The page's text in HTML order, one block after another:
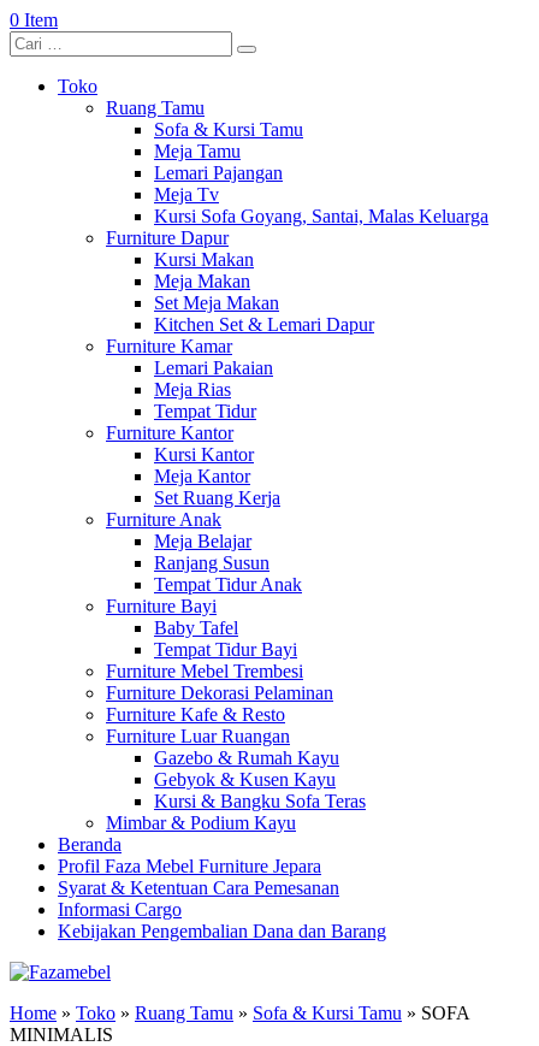
0 Item
Toko
Ruang Tamu
Sofa & Kursi Tamu
Meja Tamu
Lemari Pajangan
Meja Tv
Kursi Sofa Goyang, Santai, Malas Keluarga
Furniture Dapur
Kursi Makan
Meja Makan
Set Meja Makan
Kitchen Set & Lemari Dapur
Furniture Kamar
Lemari Pakaian
Meja Rias
Tempat Tidur
Furniture Kantor
Kursi Kantor
Meja Kantor
Set Ruang Kerja
Furniture Anak
Meja Belajar
Ranjang Susun
Tempat Tidur Anak
Furniture Bayi
Baby Tafel
Tempat Tidur Bayi
Furniture Mebel Trembesi
Furniture Dekorasi Pelaminan
Furniture Kafe & Resto
Furniture Luar Ruangan
Gazebo & Rumah Kayu
Gebyok & Kusen Kayu
Kursi & Bangku Sofa Teras
Mimbar & Podium Kayu
Beranda
Profil Faza Mebel Furniture Jepara
Syarat & Ketentuan Cara Pemesanan
Informasi Cargo
Kebijakan Pengembalian Dana dan Barang
Home » Toko » Ruang Tamu » Sofa & Kursi Tamu » SOFA
MINIMALIS